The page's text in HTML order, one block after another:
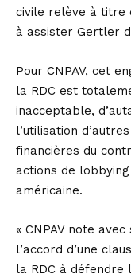
civile relève à titre
à assister Gertler
Pour CNPAV, cet
la RDC est
inacceptable,
l’utilisation
financières du
actions de
américaine.
« CNPAV note
l’accord d’une
la RDC à défendre